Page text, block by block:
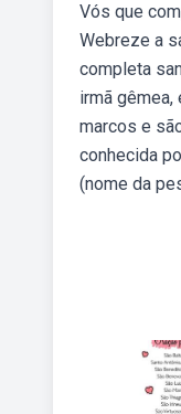
Vós que
Webreze a
completa
irmã
marcos e
conhecida
(nome da